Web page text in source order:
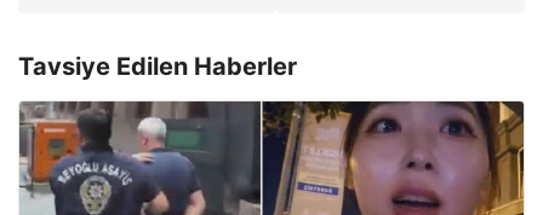
Tavsiye Edilen Haberler